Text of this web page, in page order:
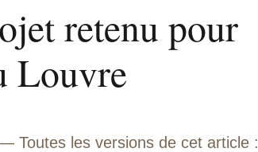
retenu pour
Louvre
Toutes les versions de cet article :